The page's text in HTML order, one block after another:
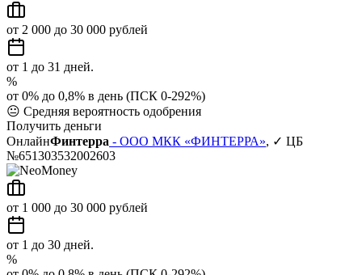
от 2 000 до 30 000 рублей
от 1 до 31 дней.
%
от 0% до 0,8% в день (ПСК 0-292%)
😐 Средняя вероятность одобрения
Получить деньги
ОнлайнФинтерра - ООО МКК «ФИНТЕРРА», ✓ ЦБ
№651303532002603
от 1 000 до 30 000 рублей
от 1 до 30 дней.
%